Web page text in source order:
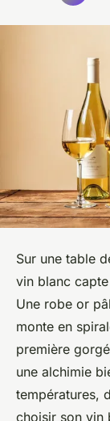
Sur une table
vin blanc
Une robe or
monte en
première
une alchimie
températures,
choisir son vin